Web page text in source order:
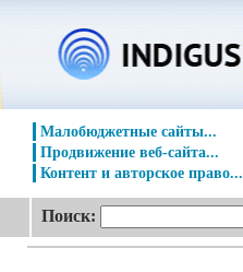
Малобюджетные сайты...
Продвижение веб-сайта...
Контент и авторское право...
Поиск: